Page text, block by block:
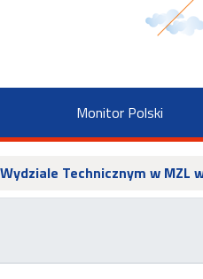
Monitor Polski
Technicznym w MZL